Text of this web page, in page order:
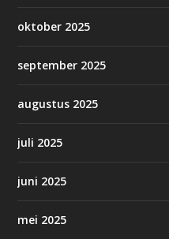
oktober 2025
september 2025
augustus 2025
juli 2025
juni 2025
mei 2025